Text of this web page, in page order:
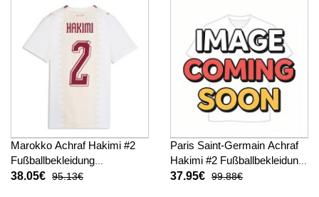
Marokko Achraf Hakimi #2
Fußballbekleidung
Auswärtstrikot Damen WM
38.05€ 95.13€
Paris Saint-Germain Achraf
Hakimi #2 Fußballbekleidung
3rd trikot 2026-27 Kurzarm
37.95€ 99.88€